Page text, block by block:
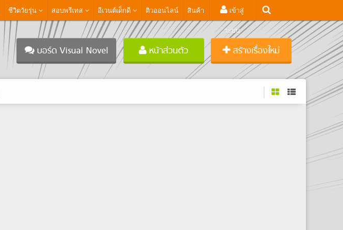
ชีวิตวัยรุ่น สอบพรีเทส อีเวนต์เด็กดี ติวออนไลน์ สินค้า เข้าสู่
ระบบ
บอร์ด Visual Novel หน้าส่วนตัว สร้างเรื่องใหม่